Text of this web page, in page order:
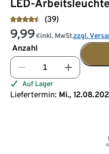
LED-Arbeitsleuchte
(39)
9,99 €inkl. MwSt.zzgl.
Anzahl
Auf Lager
Liefertermin: Mi.,